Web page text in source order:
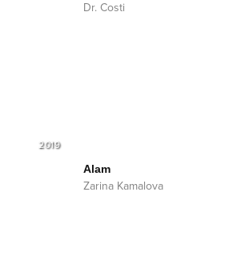
Dr. Costi
2019
Alam
Zarina Kamalova